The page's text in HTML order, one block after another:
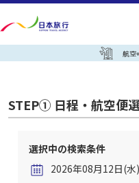
航空
STEP① 日程・航空便
選択中の検索条件
2026年08月12日(